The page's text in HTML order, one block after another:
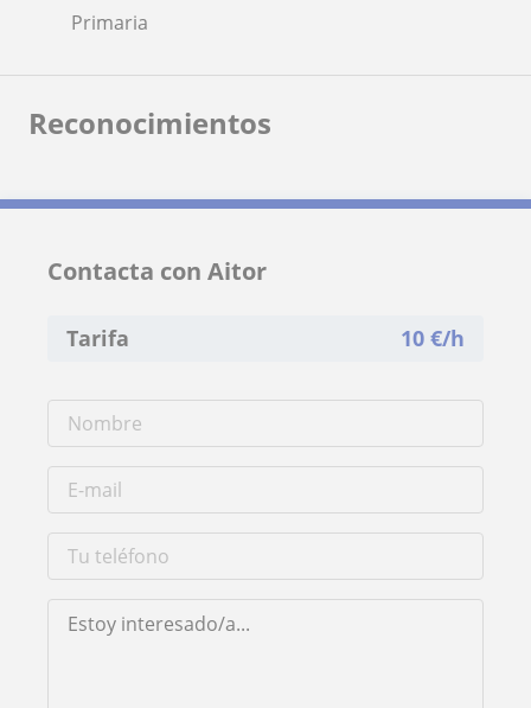
Primaria
Reconocimientos
Contacta con Aitor
Tarifa 10 €/h